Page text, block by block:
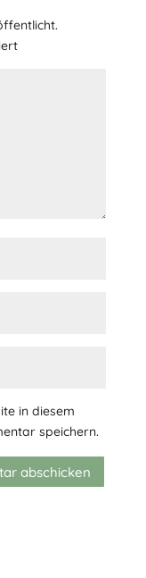
in diesem
speichern.
abschicken